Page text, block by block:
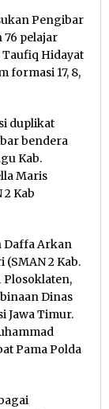
Pengibar
76 pelajar
Hidayat
formasi 17, 8,
duplikat
bendera
Kab.
Maris
Kab
Daffa Arkan
(SMAN 2 Kab.
Plosoklaten,
Dinas
Jawa Timur.
Pama Polda